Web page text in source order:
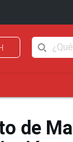
de